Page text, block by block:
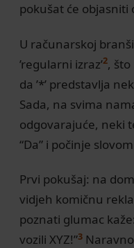
pokušat će
U računarskoj
’regularni izraz’2,
da ’*’ predstavlja
Sada, na svima
odgovarajuće, neki
“Da” i počinje slovom
Prvi pokušaj: na
vidjeh komičnu
poznati glumac
vozili XYZ!”3